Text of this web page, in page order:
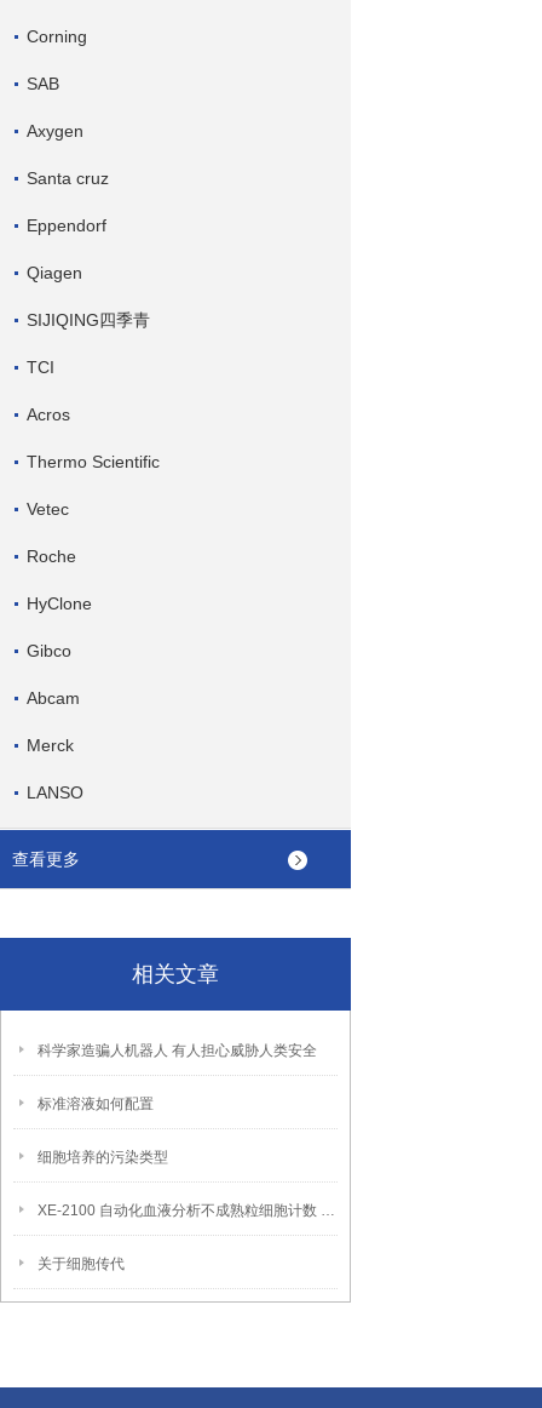
Corning
SAB
Axygen
Santa cruz
Eppendorf
Qiagen
SIJIQING四季青
TCI
Acros
Thermo Scientific
Vetec
Roche
HyClone
Gibco
Abcam
Merck
LANSO
查看更多
相关文章
科学家造骗人机器人 有人担心威胁人类安全
标准溶液如何配置
细胞培养的污染类型
XE-2100 自动化血液分析不成熟粒细胞计数 （IG） 相对于显微镜法 （NCCLS H2O-A） 的评估
关于细胞传代